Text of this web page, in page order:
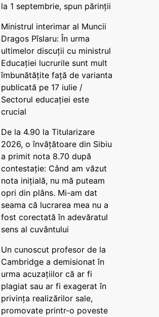
la 1 septembrie, spun părinții
Ministrul interimar al Muncii
Dragos Pîslaru: În urma
ultimelor discuții cu ministrul
Educației lucrurile sunt mult
îmbunătățite față de varianta
publicată pe 17 iulie /
Sectorul educației este
crucial
De la 4.90 la Titularizare
2026, o învățătoare din Sibiu
a primit nota 8.70 după
contestație: Când am văzut
nota inițială, nu mă puteam
opri din plâns. Mi-am dat
seama că lucrarea mea nu a
fost corectată în adevăratul
sens al cuvântului
Un cunoscut profesor de la
Cambridge a demisionat în
urma acuzațiilor că ar fi
plagiat sau ar fi exagerat în
privința realizărilor sale,
promovate printr-o poveste